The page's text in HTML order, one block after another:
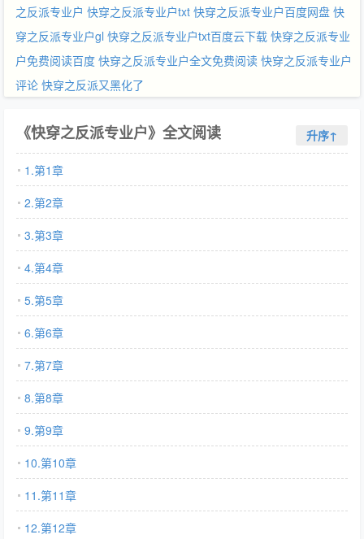
之反派专业户 快穿之反派专业户txt 快穿之反派专业户百度网盘 快
穿之反派专业户gl 快穿之反派专业户txt百度云下载 快穿之反派专业
户免费阅读百度 快穿之反派专业户全文免费阅读 快穿之反派专业户
评论 快穿之反派又黑化了
《快穿之反派专业户》全文阅读 升序↑
1.第1章
2.第2章
3.第3章
4.第4章
5.第5章
6.第6章
7.第7章
8.第8章
9.第9章
10.第10章
11.第11章
12.第12章